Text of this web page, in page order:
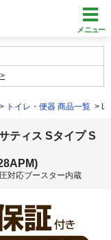
メニュー
トイレ・便器 商品一覧
ティス Sタイプ S
対応ブースター内蔵